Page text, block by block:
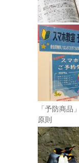
「予防商品
原則